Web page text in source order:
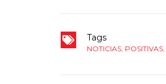
Tags
NOTICIAS, POSITIVAS,